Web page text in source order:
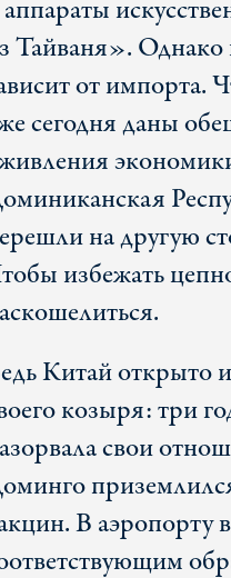
Тайваня». Однако
от импорта.
сегодня даны
на другую
избежать
Китай открыто
козыря: три
свои
В аэропорту